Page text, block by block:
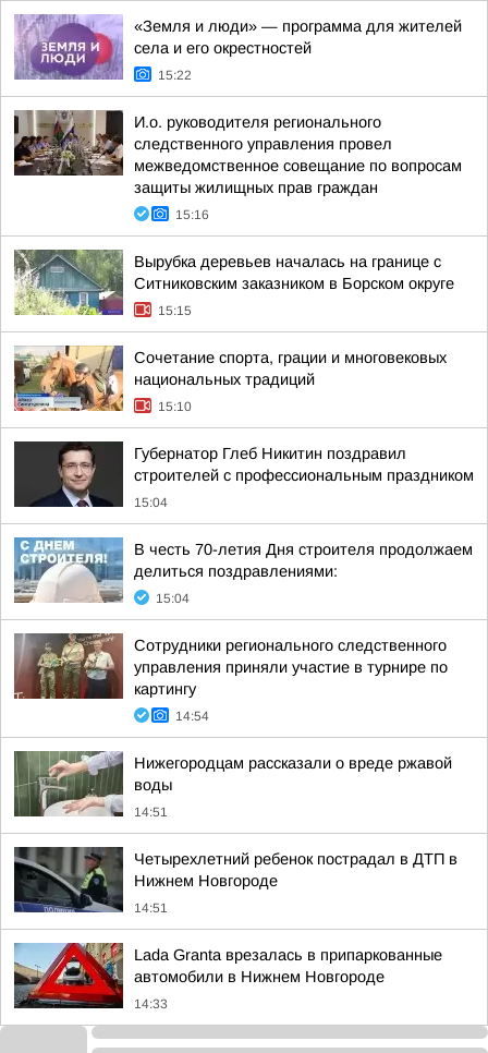
«Земля и люди» — программа для жителей
села и его окрестностей
15:22
И.о. руководителя регионального
следственного управления провел
межведомственное совещание по вопросам
защиты жилищных прав граждан
15:16
Вырубка деревьев началась на границе с
Ситниковским заказником в Борском округе
15:15
Сочетание спорта, грации и многовековых
национальных традиций
15:10
Губернатор Глеб Никитин поздравил
строителей с профессиональным праздником
15:04
В честь 70-летия Дня строителя продолжаем
делиться поздравлениями:
15:04
Сотрудники регионального следственного
управления приняли участие в турнире по
картингу
14:54
Нижегородцам рассказали о вреде ржавой
воды
14:51
Четырехлетний ребенок пострадал в ДТП в
Нижнем Новгороде
14:51
Lada Granta врезалась в припаркованные
автомобили в Нижнем Новгороде
14:33